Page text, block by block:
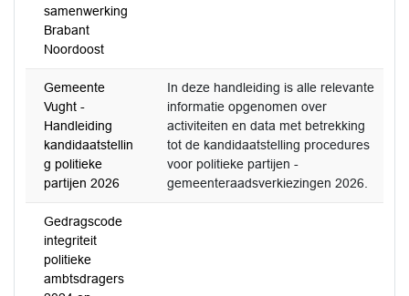
samenwerking
Brabant
Noordoost
Gemeente
Vught -
Handleiding
kandidaatstellin
g politieke
partijen 2026
In deze handleiding is alle relevante
informatie opgenomen over
activiteiten en data met betrekking
tot de kandidaatstelling procedures
voor politieke partijen -
gemeenteraadsverkiezingen 2026.
Gedragscode
integriteit
politieke
ambtsdragers